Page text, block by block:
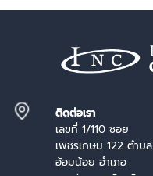
ติดต่อเรา
เลขที่ 1/110 ซอย
เพชรเกษม 122 ตำบล
อ้อมน้อย อำเภอ